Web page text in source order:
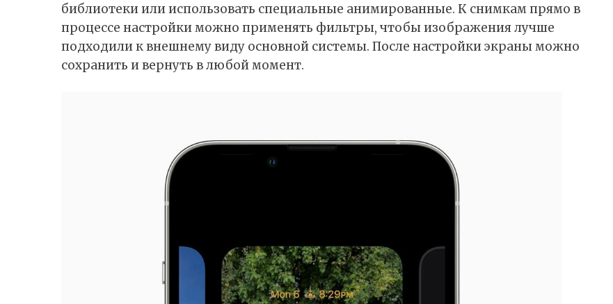
библиотеки или использовать специальные анимированные. К снимкам прямо в
процессе настройки можно применять фильтры, чтобы изображения лучше
подходили к внешнему виду основной системы. После настройки экраны можно
сохранить и вернуть в любой момент.